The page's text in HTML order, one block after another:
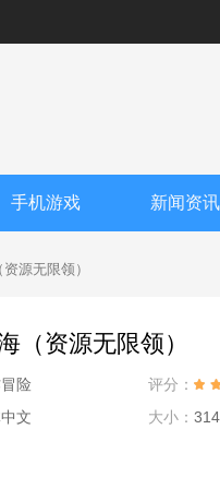
手机游戏 新闻资讯
源无限领）
（资源无限领）
险
评分：
文 大小：